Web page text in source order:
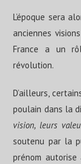
L’époque sera
anciennes
France a un
révolution.
D’ailleurs,
poulain dans la
vision, leurs
soutenu par la
prénom autorise